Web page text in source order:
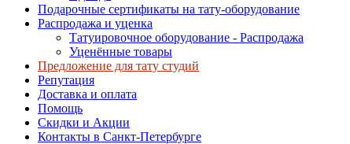
Подарочные сертификаты на тату-оборудование
Распродажа и уценка
Татуировочное оборудование - Распродажа
Уценённые товары
Предложение для тату студий
Репутация
Доставка и оплата
Помощь
Скидки и Акции
Контакты в Санкт-Петербурге